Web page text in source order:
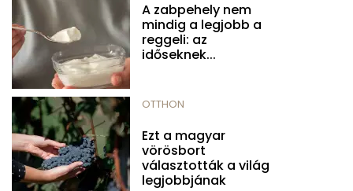
A zabpehely nem
mindig a legjobb a
reggeli: az
időseknek...
OTTHON
Ezt a magyar
vörösbort
választották a világ
legjobbjának